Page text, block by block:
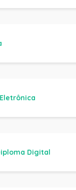
Digital